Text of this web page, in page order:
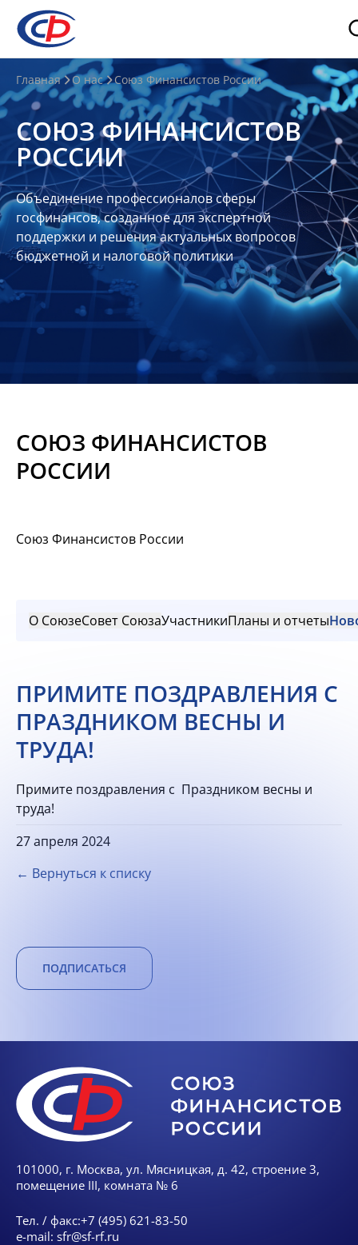
О
нас
О
СФР
Совет
Союза
Участники
Планы
отчеты
Контакты
Материалы
Главная О нас Союз Финансистов России
СОЮЗ ФИНАНСИСТОВ
РОССИИ
Объединение профессионалов сферы
госфинансов, созданное для экспертной
поддержки и решения актуальных вопросов
бюджетной и налоговой политики
СОЮЗ ФИНАНСИСТОВ
РОССИИ
Союз Финансистов России
О СоюзеСовет СоюзаУчастникиПланы и отчеты
ПРИМИТЕ ПОЗДРАВЛЕНИЯ С
ПРАЗДНИКОМ ВЕСНЫ И
ТРУДА!
Примите поздравления с Праздником весны и
труда!
27 апреля 2024
← Вернуться к списку
ПОДПИСАТЬСЯ
101000, г. Москва, ул. Мясницкая, д. 42, строение 3,
помещение III, комната № 6
Тел. / факс:+7 (495) 621-83-50
e-mail: sfr@sf-rf.ru